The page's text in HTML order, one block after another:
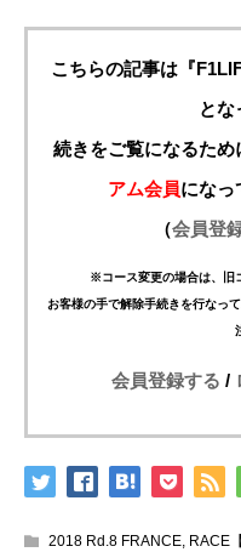
こちらの記事は『
とな
続きをご覧になるため
アム会員になっ
（会員登
※コース変更の場合は、旧
お客様の手で解除手続きを行なっ
会員登録する /
2018 Rd.8 FRANCE, RACE